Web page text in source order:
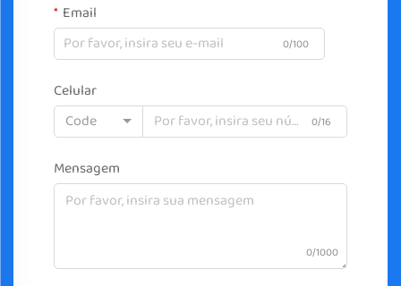
Email
0/100
Celular
Code
0/16
Mensagem
0/1000